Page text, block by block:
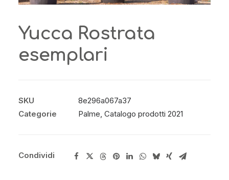
Yucca Rostrata
esemplari
SKU
8e296a067a37
Categorie
Palme, Catalogo prodotti 2021
Condividi